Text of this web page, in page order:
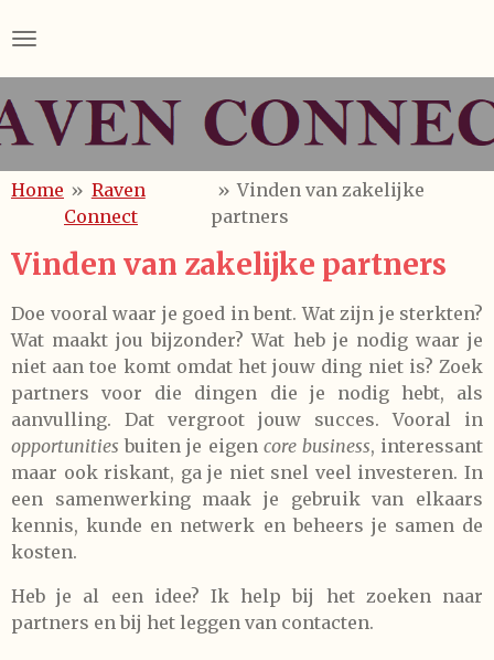
to
main
content
Home » Raven
Connect
» Vinden van zakelijke
partners
Vinden van zakelijke partners
Doe vooral waar je goed in bent. Wat zijn je sterkten?
Wat maakt jou bijzonder? Wat heb je nodig waar je
niet aan toe komt omdat het jouw ding niet is? Zoek
partners voor die dingen die je nodig hebt, als
aanvulling. Dat vergroot jouw succes. Vooral in
opportunities buiten je eigen core business, interessant
maar ook riskant, ga je niet snel veel investeren. In
een samenwerking maak je gebruik van elkaars
kennis, kunde en netwerk en beheers je samen de
kosten.
Heb je al een idee? Ik help bij het zoeken naar
partners en bij het leggen van contacten.